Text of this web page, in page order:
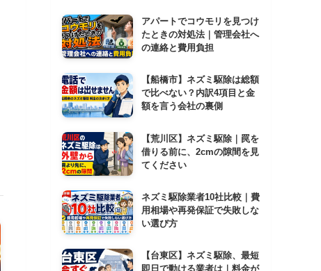
アパートでコウモリを見つけ
たときの対処法｜管理会社へ
の連絡と費用負担
【船橋市】ネズミ駆除は総額
で比べない？内訳4項目と金
額を言う会社の裏側
【荒川区】ネズミ駆除｜罠を
借りる前に、2cmの隙間を見
てください
ネズミ駆除業者10社比較｜費
用相場や再発保証で失敗しな
い選び方
【台東区】ネズミ駆除、最短
即日で動ける業者は｜料金が